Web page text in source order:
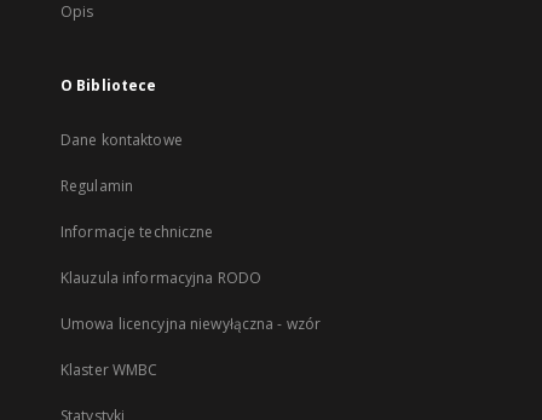
Opis
O Bibliotece
Dane kontaktowe
Regulamin
Informacje techniczne
Klauzula informacyjna RODO
Umowa licencyjna niewyłączna - wzór
Klaster WMBC
Statystyki